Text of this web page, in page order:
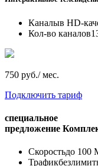
Каналыв HD-
Кол-во каналов
750 руб./ мес.
Подключить тариф
специальное
предложение
Скоростьдо 100
Трафик